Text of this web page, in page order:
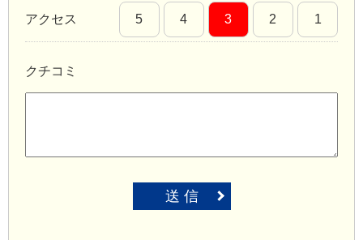
アクセス 5 4 3 2 1
クチコミ
送 信